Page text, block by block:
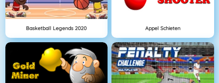
Basketball Legends 2020 Appel Schieten